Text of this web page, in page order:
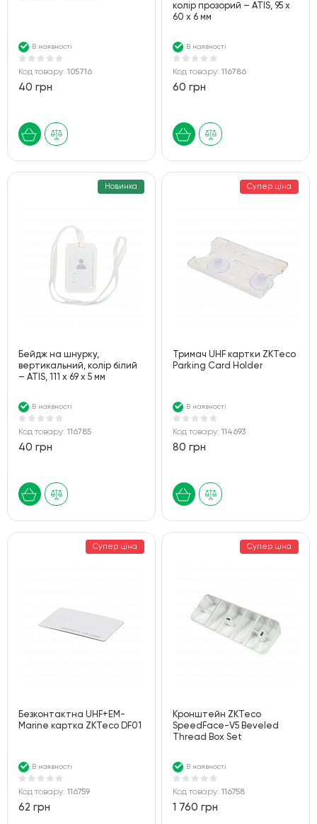
В наявності
Код товару: 105716
40 грн
колір прозорий – ATIS, 95 x
60 x 6 мм
В наявності
Код товару:116786
60 грн
Новинка
Бейдж на шнурку,
вертикальний, колір білий
– ATIS, 111 x 69 x 5 мм
В наявності
Код товару: 116785
40 грн
Супер ціна
Тримач UHF картки ZKTeco
Parking Card Holder
В наявності
Код товару:114693
80 грн
Супер ціна
Безконтактна UHF+EM-
Marine картка ZKTeco DF01
В наявності
Код товару: 116759
62 грн
Супер ціна
Кронштейн ZKTeco
SpeedFace-V5 Beveled
Thread Box Set
В наявності
Код товару:116758
1 760 грн